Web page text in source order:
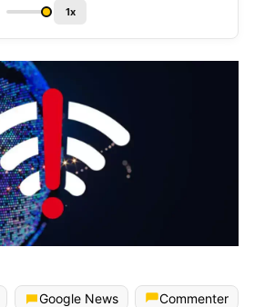
1x
Google News
Commenter